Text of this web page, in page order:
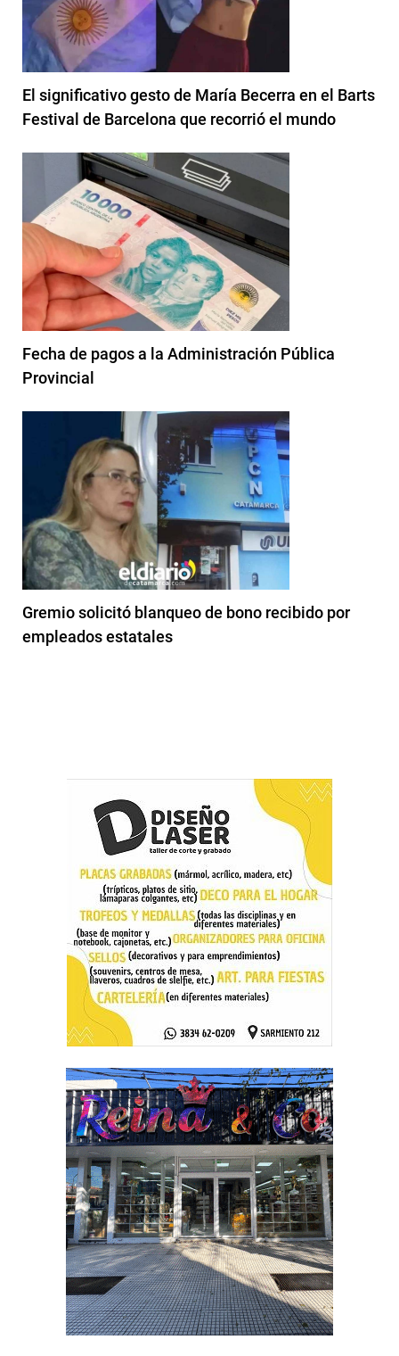
El significativo gesto de María Becerra en el Barts
Festival de Barcelona que recorrió el mundo
Fecha de pagos a la Administración Pública
Provincial
Gremio solicitó blanqueo de bono recibido por
empleados estatales